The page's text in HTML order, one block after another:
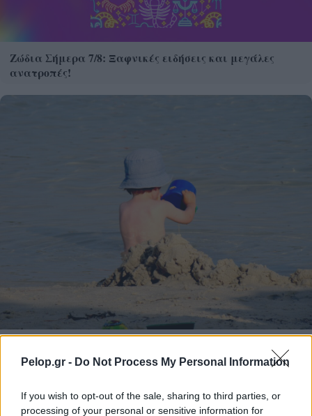
Pelop.gr - Do Not Process My Personal Information
If you wish to opt-out of the sale, sharing to third parties, or
processing of your personal or sensitive information for
Ζώδια Σήμερα 7/8: Ξαφνικές ειδήσεις και μεγάλες
ανατροπές!
voucher διακοπών